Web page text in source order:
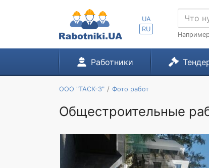
UA
RU
Работники
ООО "ТАСК-3" Фото работ
Общестроительные